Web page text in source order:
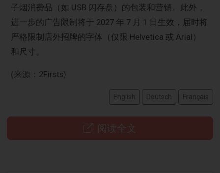
子烟消费品（如 USB 闪存盘）的包装和营销。此外，
进一步的广告限制将于 2027 年 7 月 1 日生效，届时将
严格限制店外招牌的字体（仅限 Helvetica 或 Arial）
和尺寸。
(来源：2Firsts)
English Deutsch Français
阅读全文